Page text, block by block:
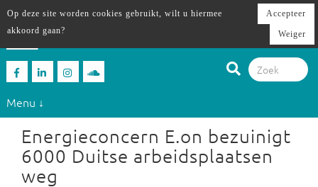
Menu ↓
Energieconcern E.on bezuinigt
6000 Duitse arbeidsplaatsen
weg
Op deze site worden cookies gebruikt, wilt u hiermee
akkoord gaan?
Accepteer
Weiger